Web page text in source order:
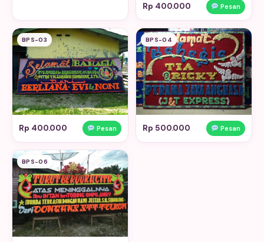
Rp 400.000 Pesan
BPS-03
Rp 400.000 Pesan
BPS-04
Rp 500.000 Pesan
BPS-06